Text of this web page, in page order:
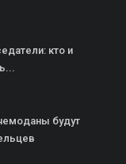
кто и
будут